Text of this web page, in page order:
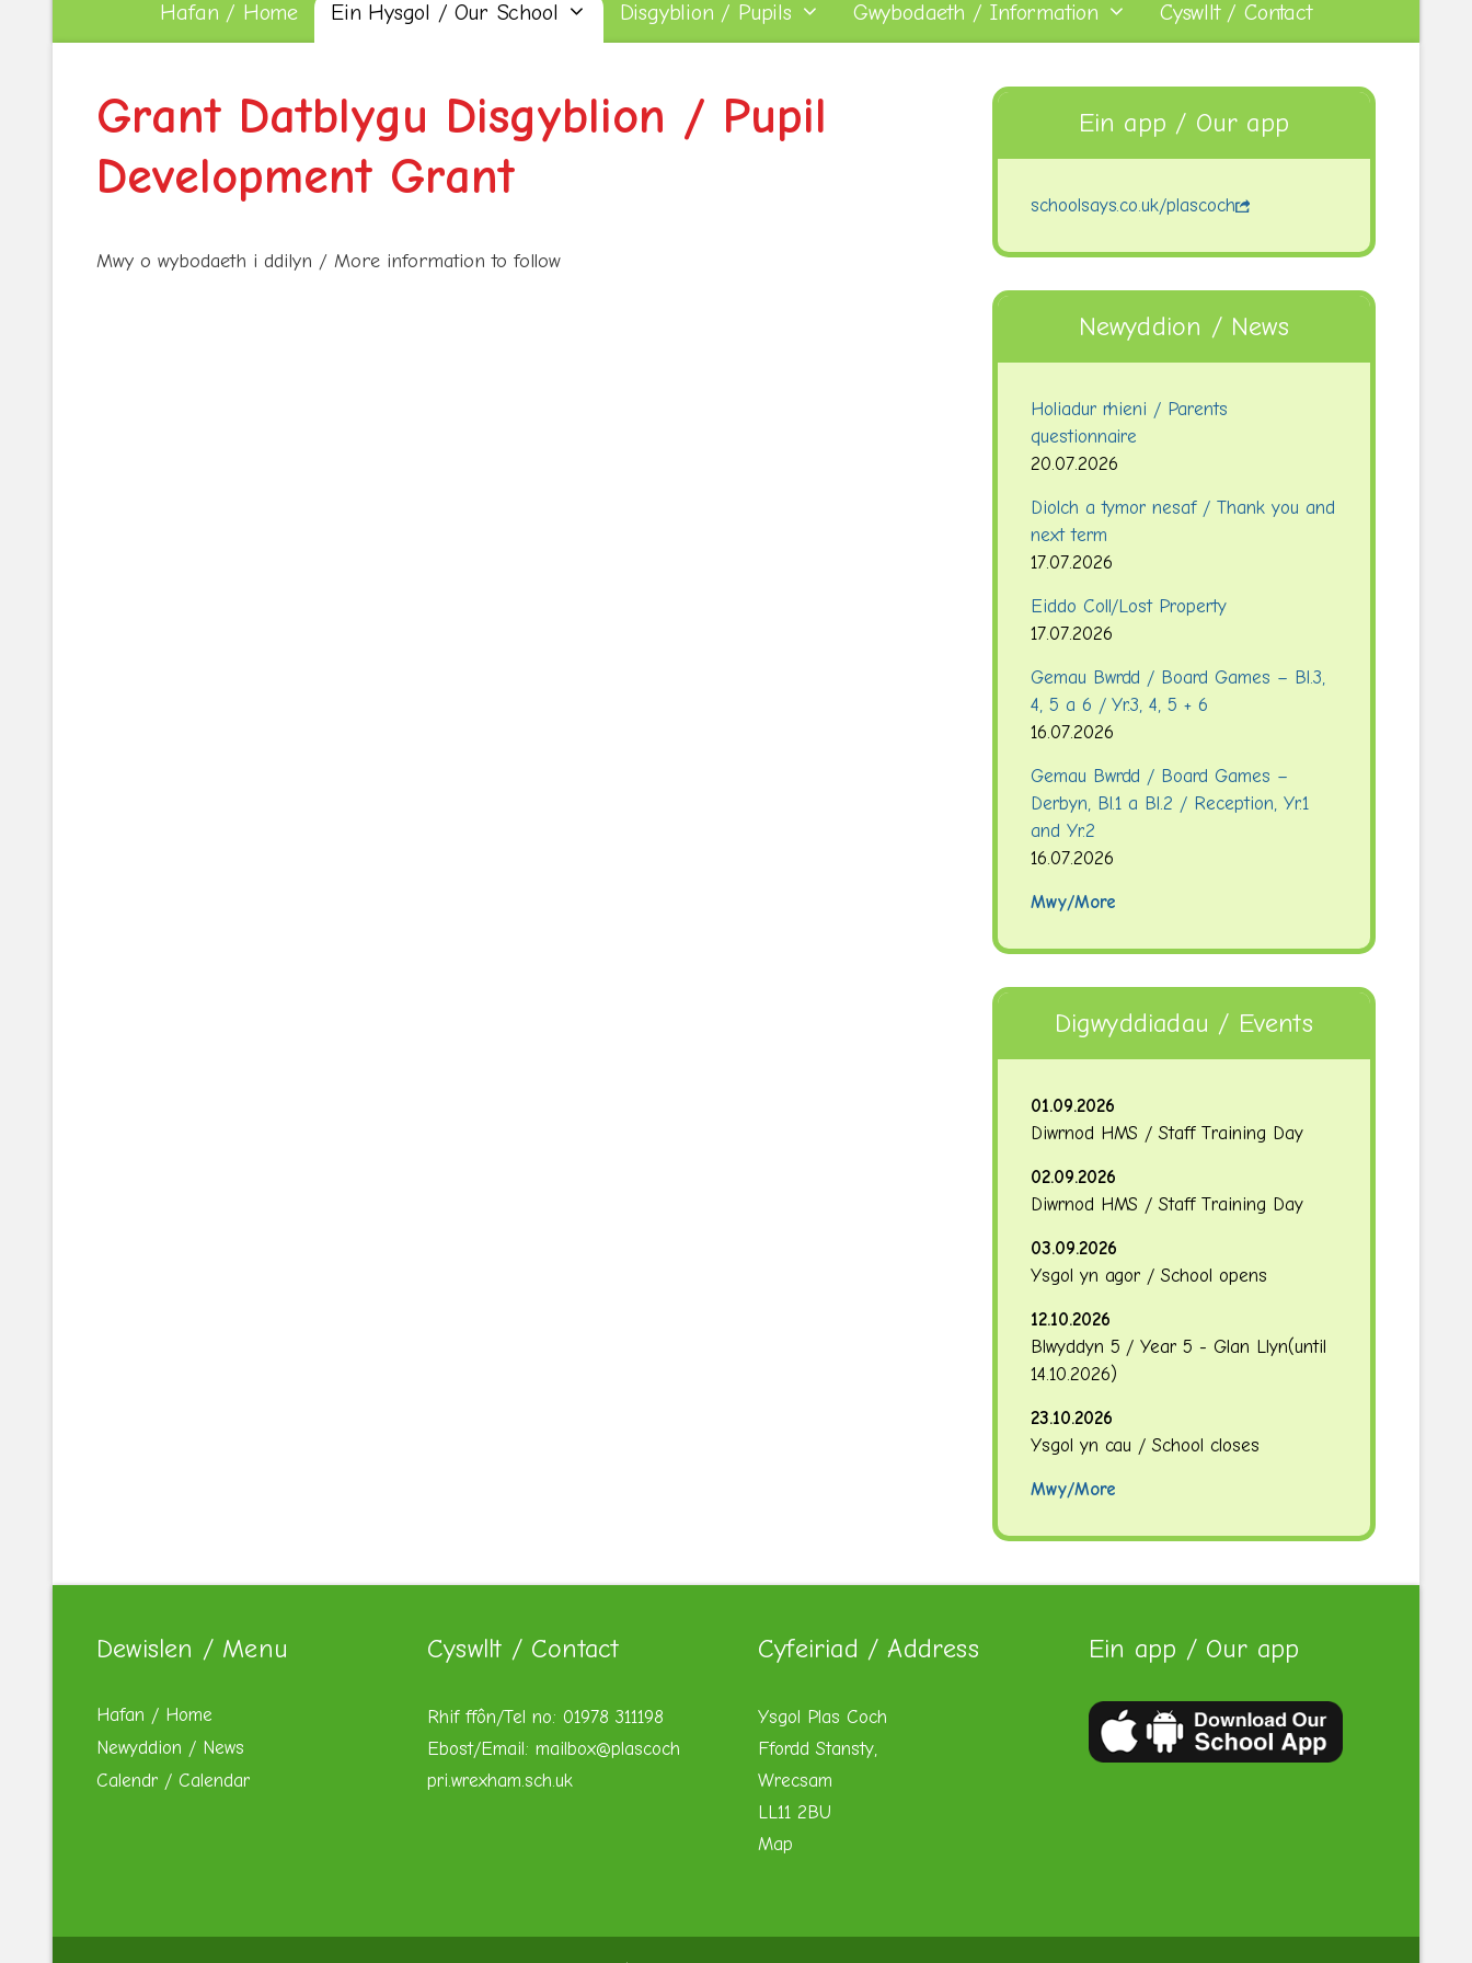
Hafan / Home Ein Hysgol / Our School Disgyblion / Pupils Gwybodaeth / Information Cyswllt / Contact
Grant Datblygu Disgyblion / Pupil
Development Grant
Mwy o wybodaeth i ddilyn / More information to follow
Ein app / Our app
schoolsays.co.uk/plascoch
Newyddion / News
Holiadur rhieni / Parents
questionnaire
20.07.2026
Diolch a tymor nesaf / Thank you and
next term
17.07.2026
Eiddo Coll/Lost Property
17.07.2026
Gemau Bwrdd / Board Games – Bl.3,
4, 5 a 6 / Yr.3, 4, 5 + 6
16.07.2026
Gemau Bwrdd / Board Games –
Derbyn, Bl.1 a Bl.2 / Reception, Yr.1
and Yr.2
16.07.2026
Mwy/More
Digwyddiadau / Events
01.09.2026
Diwrnod HMS / Staff Training Day
02.09.2026
Diwrnod HMS / Staff Training Day
03.09.2026
Ysgol yn agor / School opens
12.10.2026
Blwyddyn 5 / Year 5 - Glan Llyn(until
14.10.2026)
23.10.2026
Ysgol yn cau / School closes
Mwy/More
Dewislen / Menu
Hafan / Home
Newyddion / News
Calendr / Calendar
Cyswllt / Contact
Rhif ffôn/Tel no: 01978 311198
Ebost/Email: mailbox@plascoch
pri.wrexham.sch.uk
Cyfeiriad / Address
Ysgol Plas Coch
Ffordd Stansty,
Wrecsam
LL11 2BU
Map
Ein app / Our app